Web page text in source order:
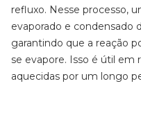
refluxo. Nesse processo,
evaporado e condensado
garantindo que a reação
se evapore. Isso é útil em
aquecidas por um longo